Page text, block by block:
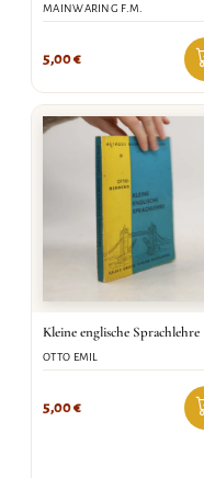
MAINWARING F.M.
5,00€
Kleine englische Sprachlehre
OTTO EMIL
5,00€